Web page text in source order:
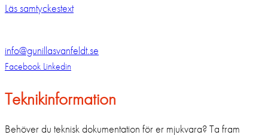
Läs samtyckestext
info@gunillasvanfeldt.se
Facebook Linkedin
Teknikinformation
Behöver du teknisk dokumentation för er mjukvara? Ta fram